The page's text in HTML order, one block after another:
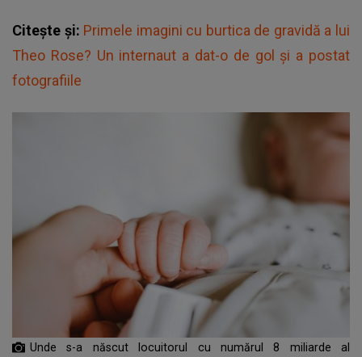
Citește și: Primele imagini cu burtica de gravidă a lui
Theo Rose? Un internaut a dat-o de gol și a postat
fotografiile
Unde s-a născut locuitorul cu numărul 8 miliarde al